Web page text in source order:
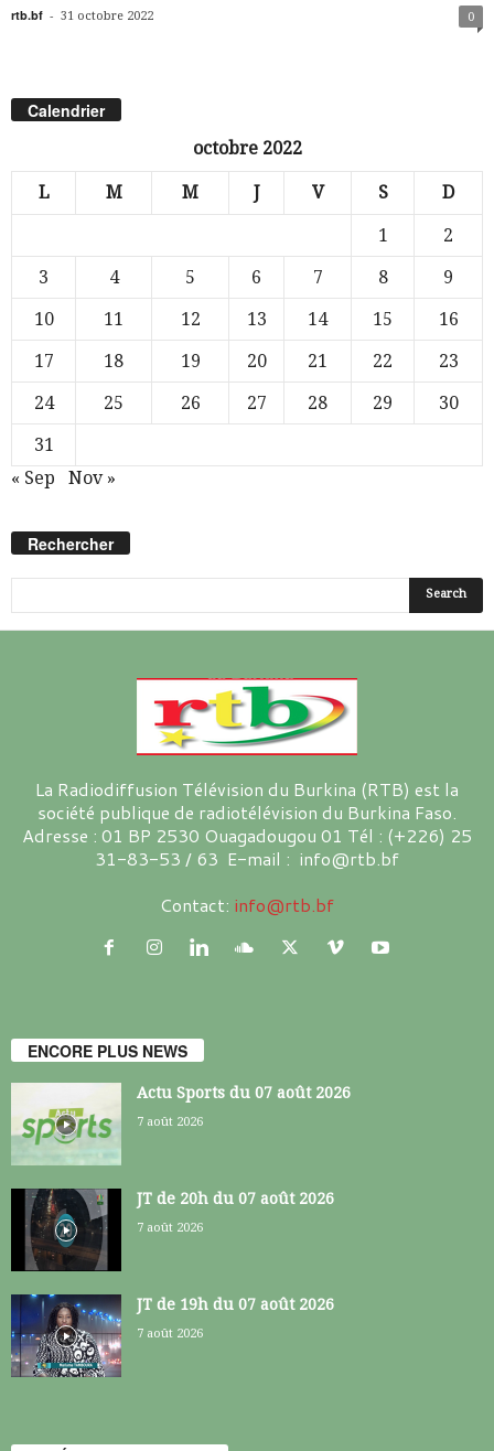
rtb.bf - 31 octobre 2022 0
Calendrier
octobre 2022
L M M J V S D
1
2
3
4 5 6 7 8
9
10
11 12 13 14 15
16
17
18 19 20 21 22
23
24
25 26 27 28 29
30
31
« Sep
Nov »
Rechercher
La Radiodiffusion Télévision du Burkina (RTB) est la
société publique de radiotélévision du Burkina Faso.
Adresse : 01 BP 2530 Ouagadougou 01 Tél : (+226) 25
31-83-53 / 63 E-mail : info@rtb.bf
Contact: info@rtb.bf
ENCORE PLUS NEWS
Actu Sports du 07 août 2026
7 août 2026
JT de 20h du 07 août 2026
7 août 2026
JT de 19h du 07 août 2026
7 août 2026